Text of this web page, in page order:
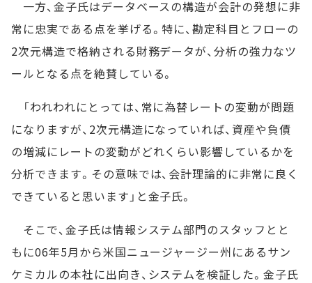
一方、金子氏はデータベースの構造が会計の発想に非
常に忠実である点を挙げる。特に、勘定科目とフローの
2次元構造で格納される財務データが、分析の強力なツ
ールとなる点を絶賛している。
「われわれにとっては、常に為替レートの変動が問題
になりますが、2次元構造になっていれば、資産や負債
の増減にレートの変動がどれくらい影響しているかを
分析できます。その意味では、会計理論的に非常に良く
できていると思います」と金子氏。
そこで、金子氏は情報システム部門のスタッフとと
もに06年5月から米国ニュージャージー州にあるサン
ケミカルの本社に出向き、システムを検証した。金子氏